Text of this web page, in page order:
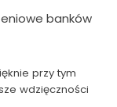
banków
przy tym
wdzięczności